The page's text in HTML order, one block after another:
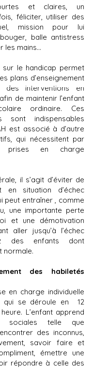
et claires, un
féliciter, utiliser des
mission pour lui
balle antistress
les mains…
le handicap permet
plans d’enseignement
des interventions en
de maintenir l’enfant
ordinaire. Ces
sont indispensables
est associé à d’autre
qui nécessitent par
prises en charge
il s’agit d’éviter de
en situation d’échec
peut entraîner , comme
une importante perte
et une démotivation
aller jusqu’à l’échec
des enfants dont
normale.
des habiletés
en charge individuelle
qui se déroule en 12
L’enfant apprend
sociales telle que
des inconnus,
savoir faire et
émettre une
répondre à celle des